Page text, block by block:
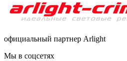
официальный партнер Arlight
Мы в соцсетях